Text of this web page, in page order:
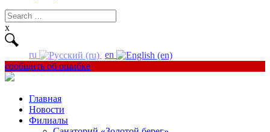
Search
for:
x
ru
en
сообщить об ошибке
Главная
Новости
Филиалы